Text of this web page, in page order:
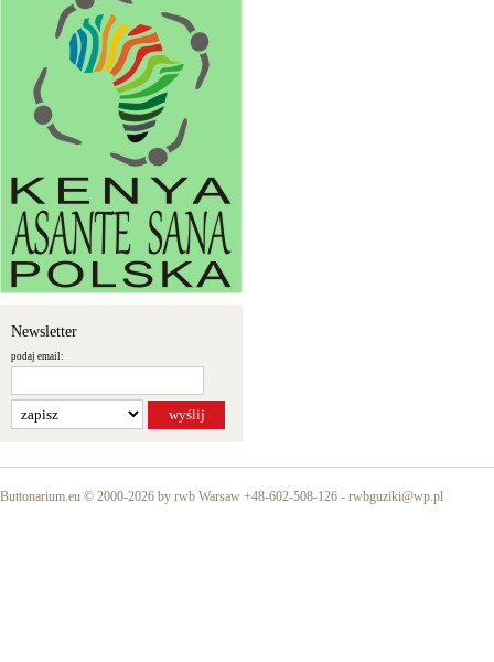
Newsletter
podaj email:
Buttonarium.eu © 2000-2026 by rwb Warsaw +48-602-508-126 - rwbguziki@wp.pl